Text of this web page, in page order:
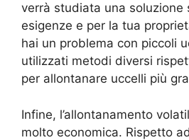
verrà studiata una soluzione
esigenze e per la tua
hai un problema con piccoli
utilizzati metodi diversi
per allontanare uccelli più
Infine, l’allontanamento
molto economica. Rispetto